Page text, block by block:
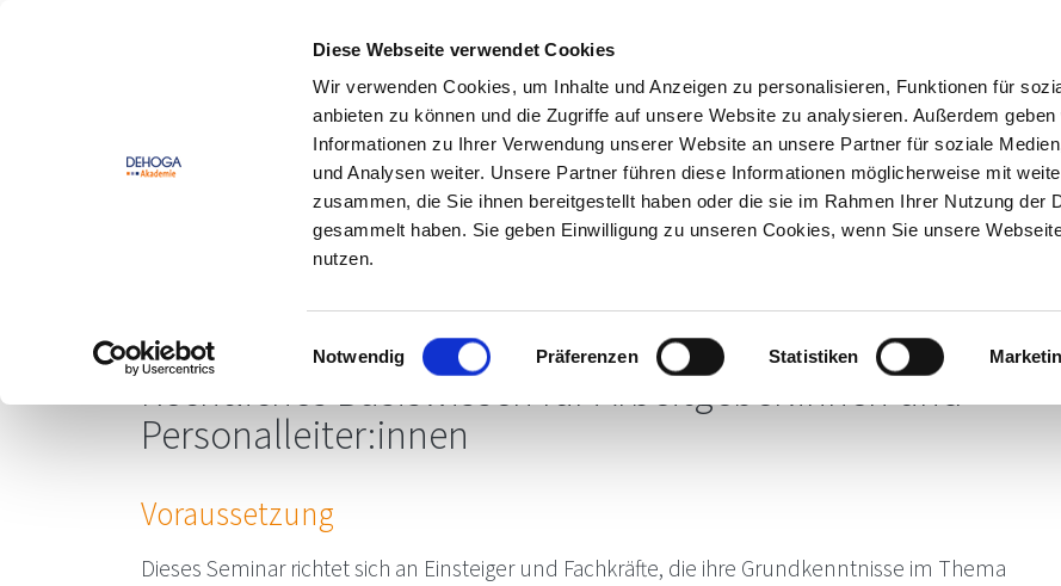
Diese Webseite verwendet Cookies
Wir verwenden Cookies, um Inhalte und Anzeigen zu personalisieren, Funktionen für
anbieten zu können und die Zugriffe auf unsere Website zu analysieren. Außerdem geben
Informationen zu Ihrer Verwendung unserer Website an unsere Partner für soziale
und Analysen weiter. Unsere Partner führen diese Informationen möglicherweise mit
zusammen, die Sie ihnen bereitgestellt haben oder die sie im Rahmen Ihrer Nutzung der
gesammelt haben. Sie geben Einwilligung zu unseren Cookies, wenn Sie unsere
nutzen.
Einwilligungsauswahl
Notwendig Präferenzen Statistiken
DEHOGA
Lernwelt
Offene
Seminare
Inhouse-
Trainings
Ausbildungs-
begleitung
Kostenfreie
Beratung
Grundlagen des Arbeitsrechts im
Gastgewerbe (Präsenz)
Rechtliches Basiswissen für Arbeitgeber:innen und
Personalleiter:innen
Voraussetzung
Dieses Seminar richtet sich an Einsteiger und Fachkräfte, die ihre Grundkenntnisse im Thema